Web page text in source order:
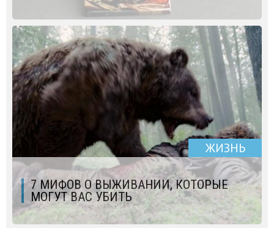
ЖИЗНЬ
7 МИФОВ О ВЫЖИВАНИИ, КОТОРЫЕ
МОГУТ ВАС УБИТЬ